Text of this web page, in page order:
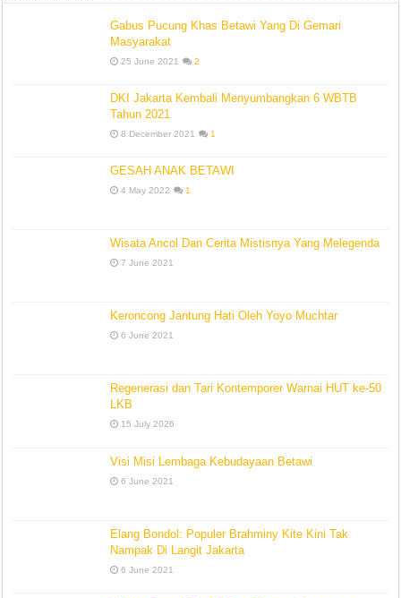
Gabus Pucung Khas Betawi Yang Di Gemari
Masyarakat
25 June 2021 2
DKI Jakarta Kembali Menyumbangkan 6 WBTB
Tahun 2021
8 December 2021 1
GESAH ANAK BETAWI
4 May 2022 1
Wisata Ancol Dan Cerita Mistisnya Yang Melegenda
7 June 2021
Keroncong Jantung Hati Oleh Yoyo Muchtar
6 June 2021
Regenerasi dan Tari Kontemporer Warnai HUT ke-50
LKB
15 July 2026
Visi Misi Lembaga Kebudayaan Betawi
6 June 2021
Elang Bondol: Populer Brahminy Kite Kini Tak
Nampak Di Langit Jakarta
6 June 2021